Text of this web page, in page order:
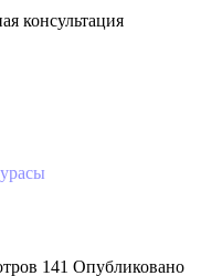
консультация
141 Опубликовано